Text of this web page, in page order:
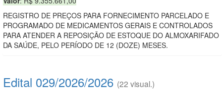
REGISTRO DE PREÇOS PARA FORNECIMENTO PARCELADO E
PROGRAMADO DE MEDICAMENTOS GERAIS E CONTROLADOS
PARA ATENDER A REPOSIÇÃO DE ESTOQUE DO ALMOXARIFADO
DA SAÚDE, PELO PERÍODO DE 12 (DOZE) MESES.
Edital 029/2026/2026 (22 visual.)